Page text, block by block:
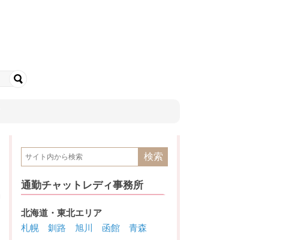
通勤チャットレディ事務所
北海道・東北エリア
札幌
釧路 旭川 函館
青森